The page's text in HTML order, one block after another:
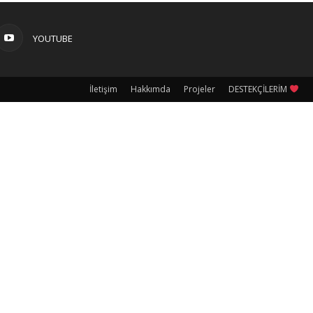
YOUTUBE
İletişim Hakkımda Projeler DESTEKÇİLERİM